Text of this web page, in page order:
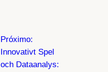
Próximo:
Innovativt Spel
och Dataanalys: